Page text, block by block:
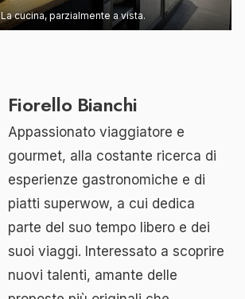
La cucina, parzialmente a vista.
Fiorello Bianchi
Appassionato viaggiatore e
gourmet, alla costante ricerca di
esperienze gastronomiche e di
piatti superwow, a cui dedica
parte del suo tempo libero e dei
suoi viaggi. Interessato a scoprire
nuovi talenti, amante delle